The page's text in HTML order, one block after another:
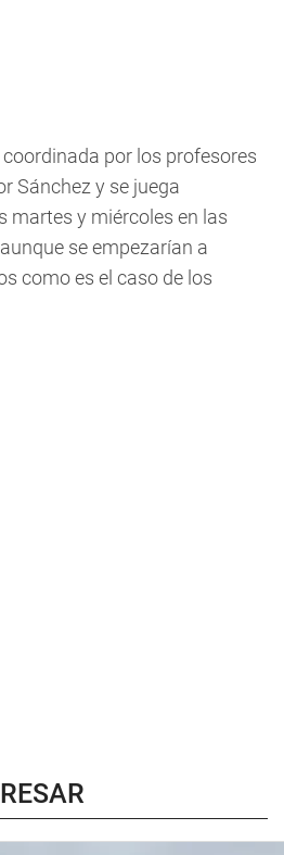
por los profesores
Sánchez y se juega
martes y miércoles en las
se empezarían a
como es el caso de los